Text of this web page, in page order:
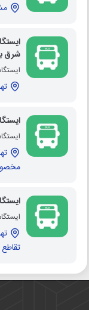
شرق
ایستگاه
ایستگاه
تقاطع